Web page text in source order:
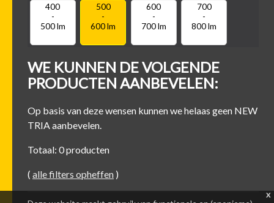
Kantel-baar Draaibaar
400
-
500 lm
500
-
600 lm
600
-
700 lm
700
-
800 lm
WE KUNNEN DE VOLGENDE
PRODUCTEN AANBEVELEN:
Op basis van deze wensen kunnen we helaas geen NEW
TRIA aanbevelen.
Totaal: 0 producten
( alle filters opheffen )
x